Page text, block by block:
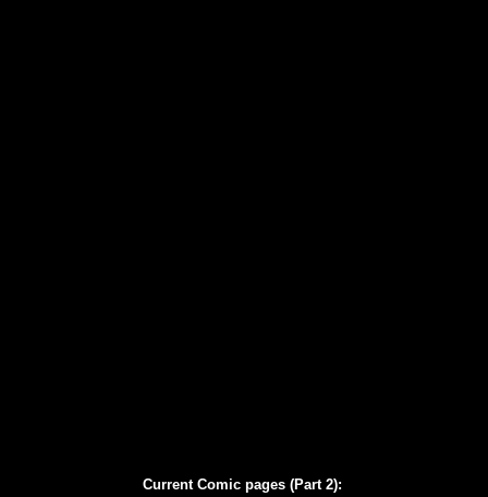
Current Comic pages (Part 2):